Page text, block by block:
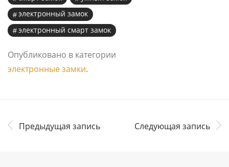
электронный замок
электронный смарт замок
Опубликовано в категории
электронные замки.
Предыдущая запись Следующая запись